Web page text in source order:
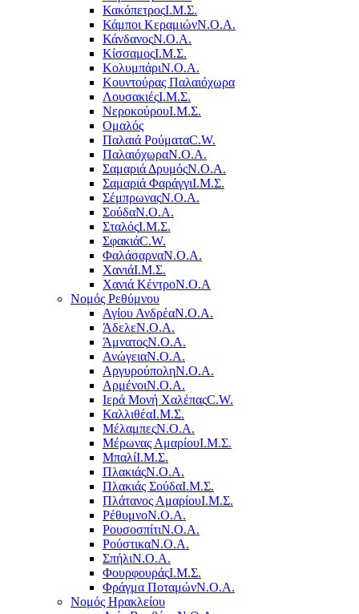
ΚακόπετροςΙ.Μ.Σ.
Κάμποι ΚεραμιώνΝ.Ο.Α.
ΚάνδανοςΝ.Ο.Α.
ΚίσσαμοςΙ.Μ.Σ.
ΚολυμπάριΝ.Ο.Α.
Κουντούρας Παλαιόχωρα
ΛουσακιέςΙ.Μ.Σ.
ΝεροκούρουΙ.Μ.Σ.
Ομαλός
Παλαιά ΡούματαC.W.
ΠαλαιόχωραΝ.Ο.Α.
Σαμαριά ΔρυμόςΝ.Ο.Α.
Σαμαριά ΦαράγγιΙ.Μ.Σ.
ΣέμπρωναςΝ.Ο.Α.
ΣούδαΝ.Ο.Α.
ΣταλόςΙ.Μ.Σ.
ΣφακιάC.W.
ΦαλάσαρναΝ.Ο.Α.
ΧανιάΙ.Μ.Σ.
Χανιά ΚέντροN.O.A
Νομός Ρεθύμνου
Αγίου ΑνδρέαΝ.Ο.Α.
ΆδελεΝ.Ο.Α.
ΆμνατοςΝ.Ο.Α.
ΑνώγειαΝ.Ο.Α.
ΑργυρούποληΝ.Ο.Α.
ΑρμένοιΝ.Ο.Α.
Ιερά Μονή ΧαλέπαςC.W.
ΚαλλιθέαΙ.Μ.Σ.
ΜέλαμπεςΝ.Ο.Α.
Μέρωνας ΑμαρίουΙ.Μ.Σ.
ΜπαλίΙ.Μ.Σ.
ΠλακιάςΝ.Ο.Α.
Πλακιάς ΣούδαΙ.Μ.Σ.
Πλάτανος ΑμαρίουΙ.Μ.Σ.
ΡέθυμνοΝ.Ο.Α.
ΡουσοσπίτιΝ.Ο.Α.
ΡούστικαΝ.Ο.Α.
ΣπήλιΝ.Ο.Α.
ΦουρφουράςΙ.Μ.Σ.
Φράγμα ΠοταμώνΝ.Ο.Α.
Νομός Ηρακλείου